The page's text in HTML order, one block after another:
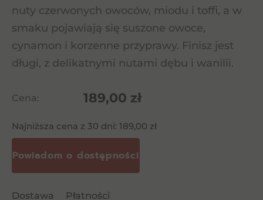
nuty czerwonych owoców, miodu i toffi, a w
smaku pojawiają się suszone owoce,
cynamon i korzenne przyprawy. Finisz jest
długi, z delikatnymi nutami dębu i wanilii.
Cena: 189,00 zł
Najniższa cena z 30 dni: 189,00 zł
Dostawa Płatności